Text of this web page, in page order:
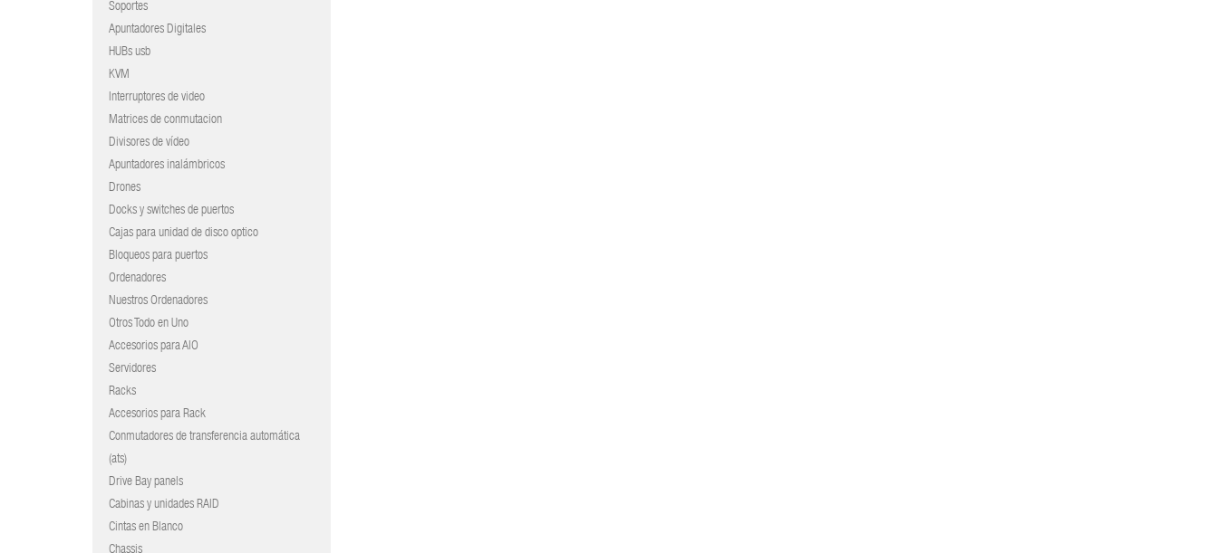
Soportes
Apuntadores Digitales
HUBs usb
KVM
Interruptores de video
Matrices de conmutacion
Divisores de vídeo
Apuntadores inalámbricos
Drones
Docks y switches de puertos
Cajas para unidad de disco optico
Bloqueos para puertos
Ordenadores
Nuestros Ordenadores
Otros Todo en Uno
Accesorios para AIO
Servidores
Racks
Accesorios para Rack
Conmutadores de transferencia automática
(ats)
Drive Bay panels
Cabinas y unidades RAID
Cintas en Blanco
Chassis